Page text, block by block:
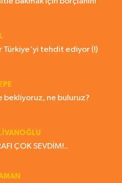
Türkiye'yi tehdit ediyor (!)
bekliyoruz, ne buluruz?
ÇOK SEVDİM!..